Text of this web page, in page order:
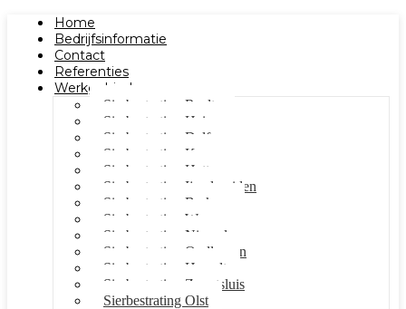
Home
Bedrijfsinformatie
Contact
Referenties
Werkgebied
Sierbestrating Raalte
Sierbestrating Heino
Sierbestrating Dalfsen
Sierbestrating Kampen
Sierbestrating Hattem
Sierbestrating Ijsselmuiden
Sierbestrating Berkum
Sierbestrating Wezep
Sierbestrating Nieuwleusen
Sierbestrating Oudleusen
Sierbestrating Hasselt
Sierbestrating Zwartsluis
Sierbestrating Olst